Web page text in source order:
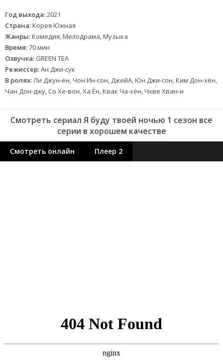
Год выхода:2021
Страна:Корея Южная
Жанры:Комедия, Мелодрама, Музыка
Время:70 мин
Озвучка: GREEN TEA
Режиссер:Ан Джи-сук
В ролях:Ли Джун-ён, Чон Ин-сон, ДжейА, Юн Джи-сон, Ким Дон-хён,
Чан Дон-джу, Со Хе-вон, Ха Ён, Квак Ча-хён, Чхве Хван-и
Смотреть сериал Я буду твоей ночью 1 сезон все
серии в хорошем качестве
Смотреть онлайн Плеер 2